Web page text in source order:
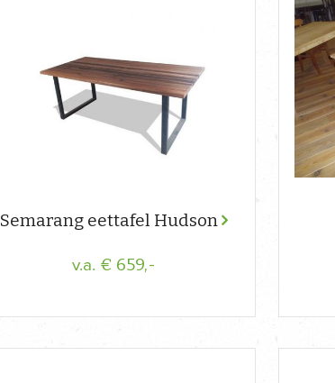
Semarang eettafel Hudson
v.a. € 659,-